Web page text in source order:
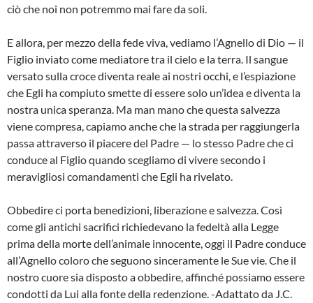
ciò che noi non potremmo mai fare da soli.
E allora, per mezzo della fede viva, vediamo l’Agnello di Dio — il
Figlio inviato come mediatore tra il cielo e la terra. Il sangue
versato sulla croce diventa reale ai nostri occhi, e l’espiazione
che Egli ha compiuto smette di essere solo un’idea e diventa la
nostra unica speranza. Ma man mano che questa salvezza
viene compresa, capiamo anche che la strada per raggiungerla
passa attraverso il piacere del Padre — lo stesso Padre che ci
conduce al Figlio quando scegliamo di vivere secondo i
meravigliosi comandamenti che Egli ha rivelato.
Obbedire ci porta benedizioni, liberazione e salvezza. Così
come gli antichi sacrifici richiedevano la fedeltà alla Legge
prima della morte dell’animale innocente, oggi il Padre conduce
all’Agnello coloro che seguono sinceramente le Sue vie. Che il
nostro cuore sia disposto a obbedire, affinché possiamo essere
condotti da Lui alla fonte della redenzione. -Adattato da J.C.